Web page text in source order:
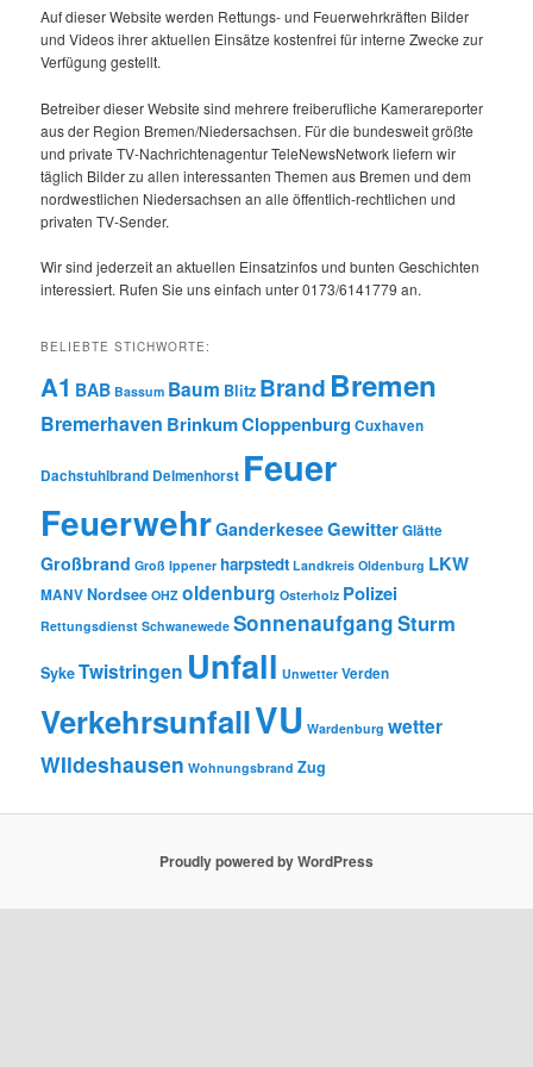
Auf dieser Website werden Rettungs- und Feuerwehrkräften Bilder
und Videos ihrer aktuellen Einsätze kostenfrei für interne Zwecke zur
Verfügung gestellt.
Betreiber dieser Website sind mehrere freiberufliche Kamerareporter
aus der Region Bremen/Niedersachsen. Für die bundesweit größte
und private TV-Nachrichtenagentur TeleNewsNetwork liefern wir
täglich Bilder zu allen interessanten Themen aus Bremen und dem
nordwestlichen Niedersachsen an alle öffentlich-rechtlichen und
privaten TV-Sender.
Wir sind jederzeit an aktuellen Einsatzinfos und bunten Geschichten
interessiert. Rufen Sie uns einfach unter 0173/6141779 an.
BELIEBTE STICHWORTE:
A1 BAB Bassum Baum Blitz Brand Bremen
Bremerhaven BrinkumCloppenburg Cuxhaven
Dachstuhlbrand Delmenhorst Feuer
FeuerwehrGanderkeseeGewitterGlätte
Großbrand Groß Ippener harpstedt Landkreis Oldenburg LKW
MANVNordsee OHZ oldenburg Osterholz Polizei
Rettungsdienst Schwanewede SonnenaufgangSturm
SykeTwistringen Unfall Unwetter Verden
VerkehrsunfallVU Wardenburg wetter
WIldeshausen Wohnungsbrand Zug
Proudly powered by WordPress